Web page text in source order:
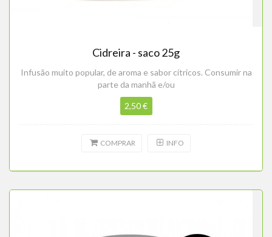
Cidreira - saco 25g
Infusão muito popular, de aroma e sabor cítricos. Consumir na
parte da manhã e/ou
2,50 €
COMPRAR INFO